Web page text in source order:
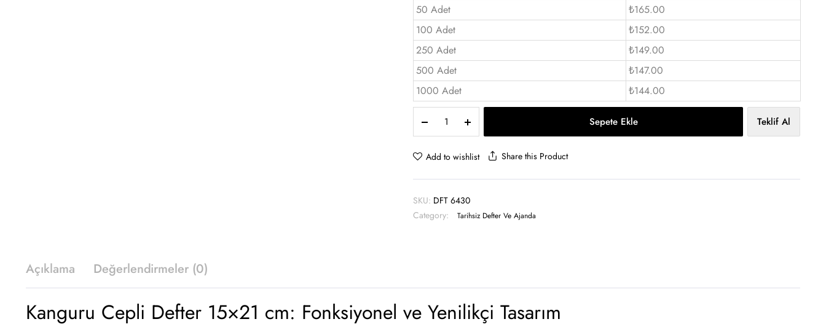
50 Adet
₺165.00
100 Adet
₺152.00
250 Adet
₺149.00
500 Adet
₺147.00
1000 Adet
₺144.00
Cepli
Defter
15×21
DFT
quantity
Sepete Ekle Teklif Al
Add to wishlist Share this Product
SKU: DFT 6430
Category:
Tarihsiz Defter Ve Ajanda
Açıklama Değerlendirmeler (0)
Kanguru Cepli Defter 15×21 cm: Fonksiyonel ve Yenilikçi Tasarım